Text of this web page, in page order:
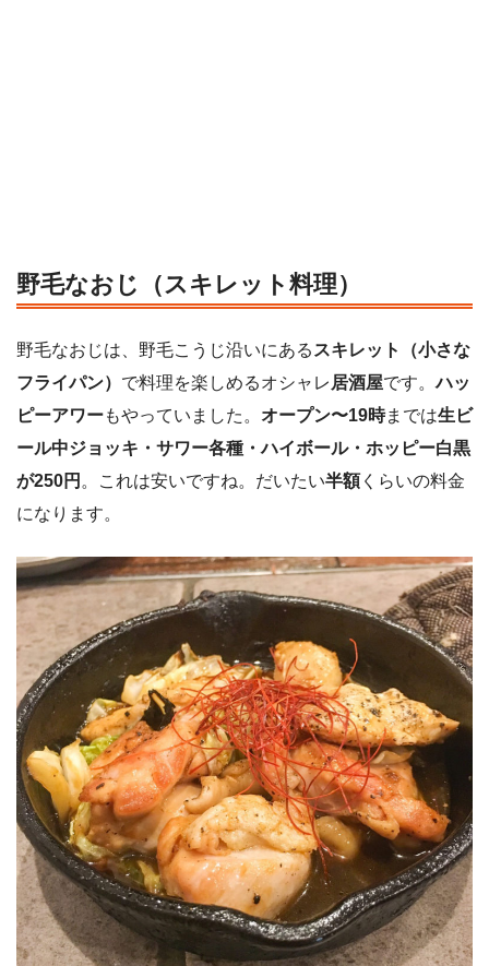
野毛なおじ（スキレット料理）
野毛なおじは、野毛こうじ沿いにある スキレット（小さな
フライパン） で料理を楽しめるオシャレ 居酒屋です。ハッ
ピーアワーもやっていました。 オープン〜19時までは生ビ
ール中ジョッキ・サワー各種・ハイボール・ホッピー白黒
が250円 。これは安いですね。だいたい半額くらいの料金
になります。